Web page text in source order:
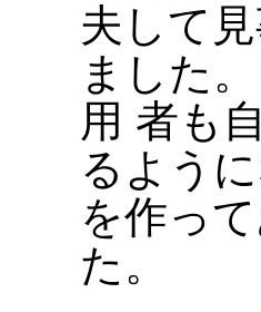
夫して
ました
用 者も
るよう
を作っ
た。